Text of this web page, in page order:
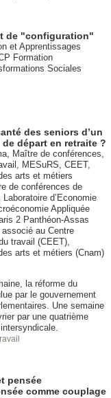
de "configuration"
et Apprentissages
Formation
Sociales
des seniors d’un
de départ en retraite ?
Maître de conférences,
MESuRS, CEET,
arts et métiers
de conférences de
d’Economie
Appliquée
2 Panthéon-Assas
au Centre
travail (CEET),
arts et métiers (Cnam)
la réforme du
par le gouvernement
Une semaine
par une quatrième
pensée
comme couplage